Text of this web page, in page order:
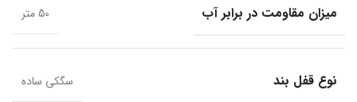
میزان مقاومت در برابر آب 50 متر
نوع قفل بند سگکی ساده